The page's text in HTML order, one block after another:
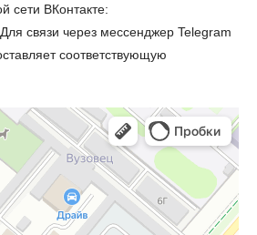
сети ВКонтакте:
. Для связи через мессенджер Telegram
соответствующую